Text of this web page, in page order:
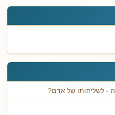
- לשליחותו של אדם?